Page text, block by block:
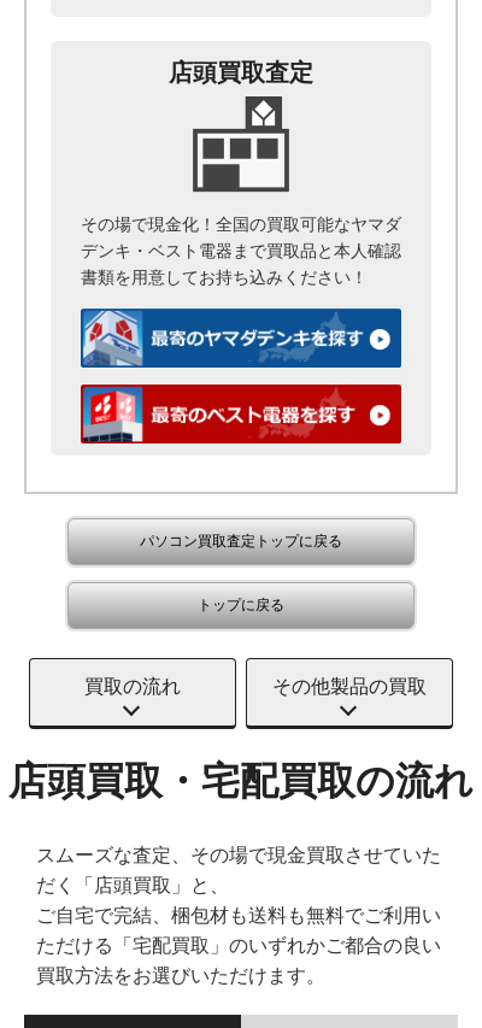
店頭買取査定
その場で現金化！全国の買取可能なヤマダ
デンキ・ベスト電器まで買取品と本人確認
書類を用意してお持ち込みください！
パソコン買取査定トップに戻る
トップに戻る
買取の流れ その他製品の買取
店頭買取・宅配買取の流れ
スムーズな査定、その場で現金買取させていた
だく「店頭買取」と、
ご自宅で完結、梱包材も送料も無料でご利用い
ただける「宅配買取」のいずれかご都合の良い
買取方法をお選びいただけます。